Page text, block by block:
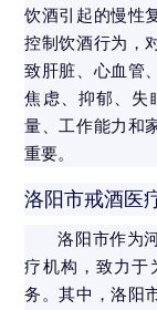
饮酒引起的慢性
控制饮酒行为，
致肝脏、心血管
焦虑、抑郁、失
量、工作能力和
重要。
洛阳市戒酒医
洛阳市作为
疗机构，致力于
务。其中，洛阳